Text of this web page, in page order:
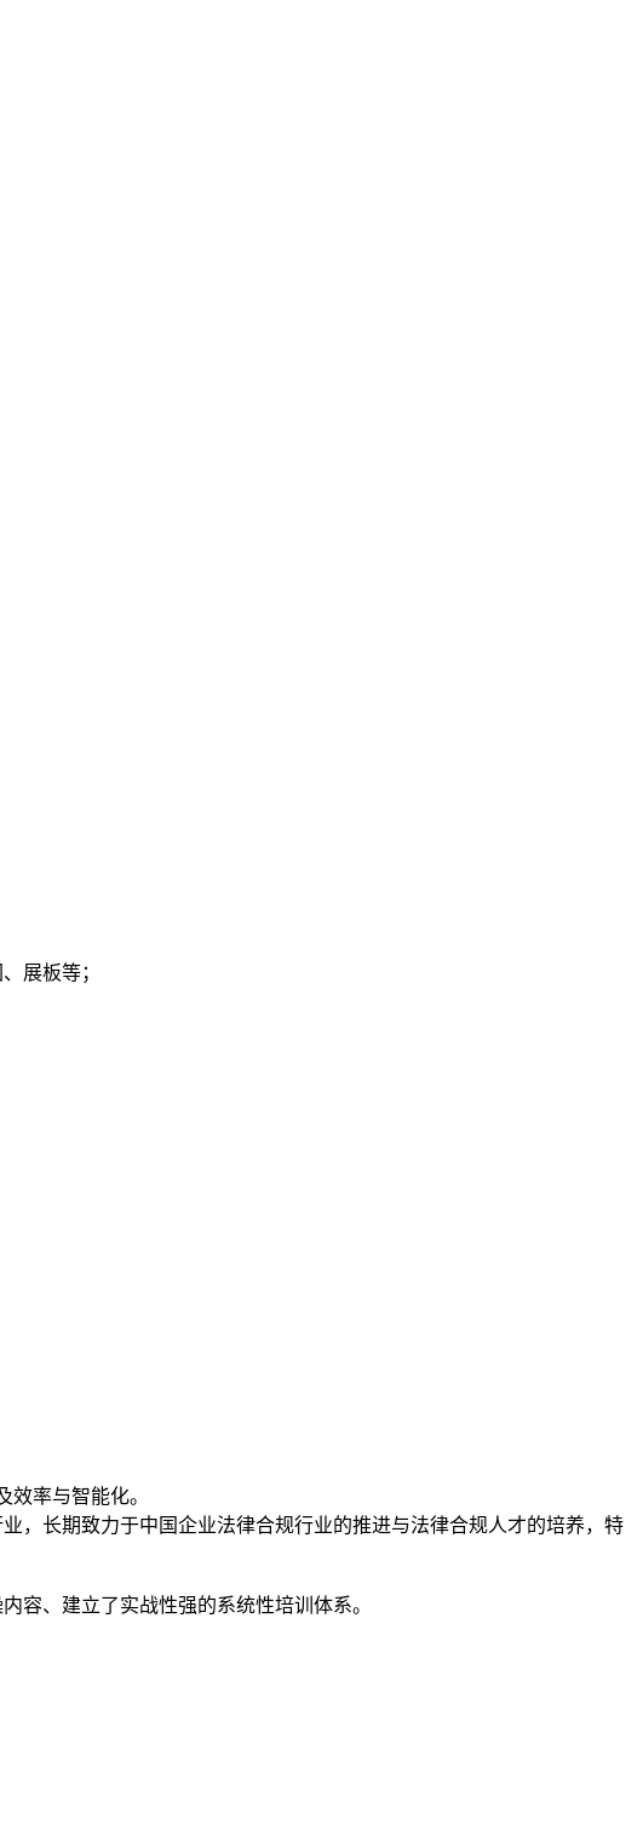
展板等；
率与智能化。
，长期致力于中国企业法律合规行业的推进与法律合规人才的培养，特
容、建立了实战性强的系统性培训体系。